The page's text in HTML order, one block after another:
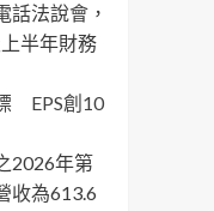
話法說會，
半年財務
EPS創10
2026年第
收為613.6